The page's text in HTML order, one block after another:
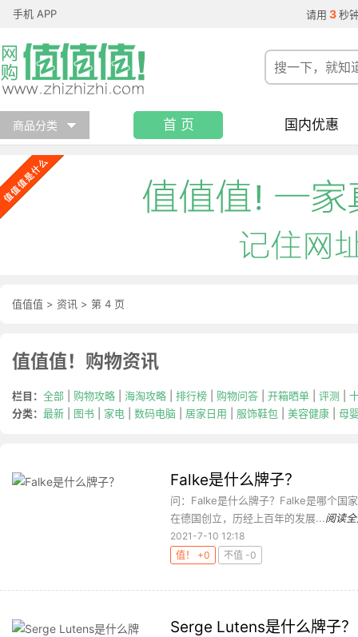
手机 APP 请用 3 秒
商品分类 首 页 国内优惠
值值值 > 资讯 > 第 4 页
值值值！购物资讯
栏目： 全部 购物攻略 海淘攻略 排行榜 购物问答 开箱晒单 评测
分类： 最新 图书 家电 数码电脑 居家日用 服饰鞋包 美容健康 母
Falke是什么牌子？
问：Falke是什么牌子？Falke是哪个国
在德国创立，历经上百年的发展...阅读
2021-7-10 12:18
值！ +0
不值 -0
Serge Lutens是什么牌子？